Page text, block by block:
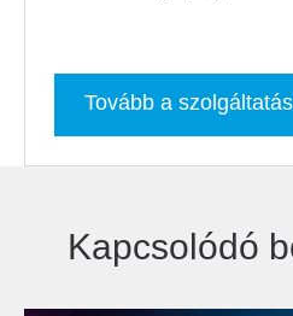
Tovább a
Kapcsolódó